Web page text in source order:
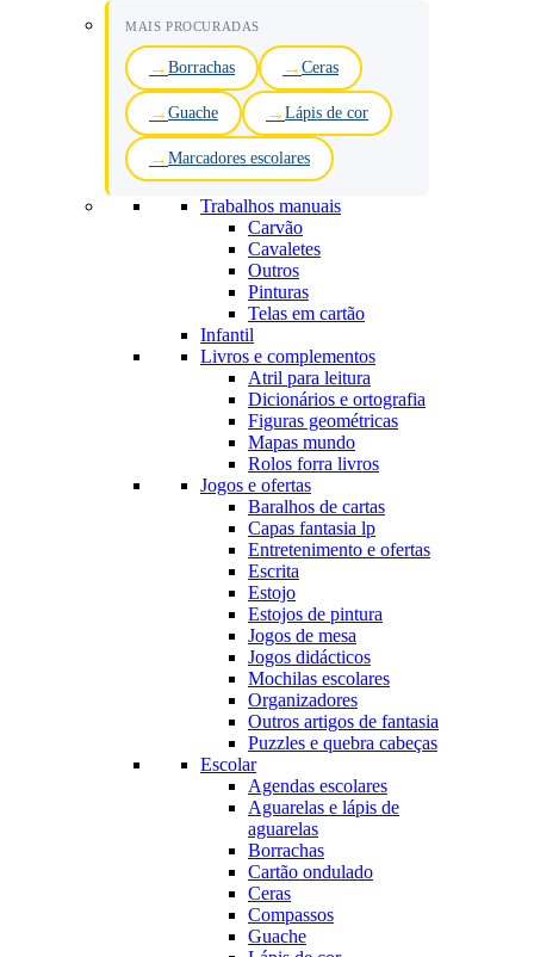
MAIS PROCURADAS
Borrachas Ceras
Guache Lápis de cor
Marcadores escolares
Trabalhos manuais
Carvão
Cavaletes
Outros
Pinturas
Telas em cartão
Infantil
Livros e complementos
Atril para leitura
Dicionários e ortografia
Figuras geométricas
Mapas mundo
Rolos forra livros
Jogos e ofertas
Baralhos de cartas
Capas fantasia lp
Entretenimento e ofertas
Escrita
Estojo
Estojos de pintura
Jogos de mesa
Jogos didácticos
Mochilas escolares
Organizadores
Outros artigos de fantasia
Puzzles e quebra cabeças
Escolar
Agendas escolares
Aguarelas e lápis de
aguarelas
Borrachas
Cartão ondulado
Ceras
Compassos
Guache